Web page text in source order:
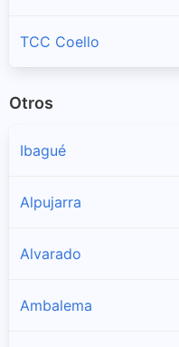
TCC Coello
Otros
Ibagué
Alpujarra
Alvarado
Ambalema